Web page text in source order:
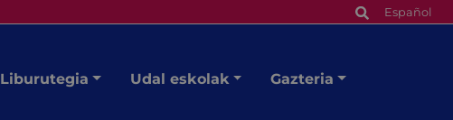
Español
Liburutegia Udal eskolak Gazteria